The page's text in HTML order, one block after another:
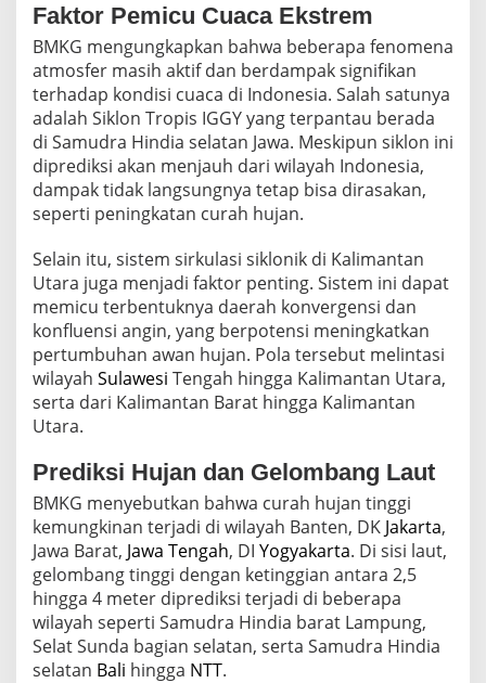
n
g
a
t
a
n
i
n
i
Faktor Pemicu Cuaca Ekstrem
BMKG mengungkapkan bahwa beberapa fenomena
atmosfer masih aktif dan berdampak signifikan
terhadap kondisi cuaca di Indonesia. Salah satunya
adalah Siklon Tropis IGGY yang terpantau berada
di Samudra Hindia selatan Jawa. Meskipun siklon ini
diprediksi akan menjauh dari wilayah Indonesia,
dampak tidak langsungnya tetap bisa dirasakan,
seperti peningkatan curah hujan.
Selain itu, sistem sirkulasi siklonik di Kalimantan
Utara juga menjadi faktor penting. Sistem ini dapat
memicu terbentuknya daerah konvergensi dan
konfluensi angin, yang berpotensi meningkatkan
pertumbuhan awan hujan. Pola tersebut melintasi
wilayah Sulawesi Tengah hingga Kalimantan Utara,
serta dari Kalimantan Barat hingga Kalimantan
Utara.
Prediksi Hujan dan Gelombang Laut
BMKG menyebutkan bahwa curah hujan tinggi
kemungkinan terjadi di wilayah Banten, DK Jakarta,
Jawa Barat, Jawa Tengah, DI Yogyakarta. Di sisi laut,
gelombang tinggi dengan ketinggian antara 2,5
hingga 4 meter diprediksi terjadi di beberapa
wilayah seperti Samudra Hindia barat Lampung,
Selat Sunda bagian selatan, serta Samudra Hindia
selatan Bali hingga NTT.